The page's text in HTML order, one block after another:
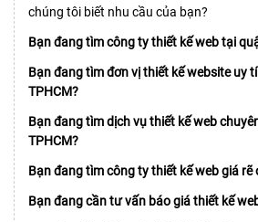
chúng tôi biết nhu cầu của bạn?
Bạn đang tìm công ty thiết kế web tại
Bạn đang tìm đơn vị thiết kế website uy
TPHCM?
Bạn đang tìm dịch vụ thiết kế web
TPHCM?
Bạn đang tìm công ty thiết kế web giá
Bạn đang cần tư vấn báo giá thiết kế